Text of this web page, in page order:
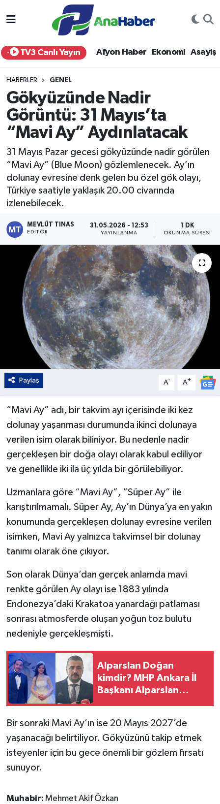
TV3 Canlı Yayın Afyon Haber Ekonomi Asayiş
HABERLER GENEL
Gökyüzünde Nadir
Görüntü: 31 Mayıs’ta
“Mavi Ay” Aydınlatacak
31 Mayıs Pazar gecesi gökyüzünde nadir görülen
“Mavi Ay” (Blue Moon) gözlemlenecek. Ay’ın
dolunay evresine denk gelen bu özel gök olayı,
Türkiye saatiyle yaklaşık 20.00 civarında
izlenebilecek.
MEVLÜT TINAS
EDITÖR
31.05.2026 - 12:53
YAYINLANMA
1 DK
OKUNMA SÜRESI
Paylaş A- A+
“Mavi Ay” adı, bir takvim ayı içerisinde iki kez
dolunay yaşanması durumunda ikinci dolunaya
verilen isim olarak biliniyor. Bu nedenle nadir
gerçekleşen bir doğa olayı olarak kabul ediliyor
ve genellikle iki ila üç yılda bir görülebiliyor.
Uzmanlara göre “Mavi Ay”, “Süper Ay” ile
karıştırılmamalı. Süper Ay, Ay’ın Dünya’ya en yakın
konumunda gerçekleşen dolunay evresine verilen
isimken, Mavi Ay yalnızca takvimsel bir dolunay
tanımı olarak öne çıkıyor.
Son olarak Dünya’dan gerçek anlamda mavi
renkte görülen Ay olayı ise 1883 yılında
Endonezya’daki Krakatoa yanardağı patlaması
sonrası atmosferde oluşan yoğun toz bulutu
nedeniyle gerçekleşmişti.
Alparslan Doğan
kimdir? MHP Ankara İl
Başkanı Alparslan
yaşında?
Bir sonraki Mavi Ay’ın ise 20 Mayıs 2027’de
yaşanacağı belirtiliyor. Gökyüzünü takip etmek
isteyenler için bu gece önemli bir gözlem fırsatı
sunuyor.
Muhabir: Mehmet Akif Özkan
Yurt Haber
Afyon Haber
Siyaset
Spor
Eğitim
Sağlık
Yaşam
Afyonkarahisar Nöbetçi Eczaneler
Afyonkarahisar Hava Durumu
Afyonkarahisar Trafik Yoğunluk Haritası
Süper Lig Puan Durumu ve Fikstür
Tüm Manşetler
Son Dakika Haberleri